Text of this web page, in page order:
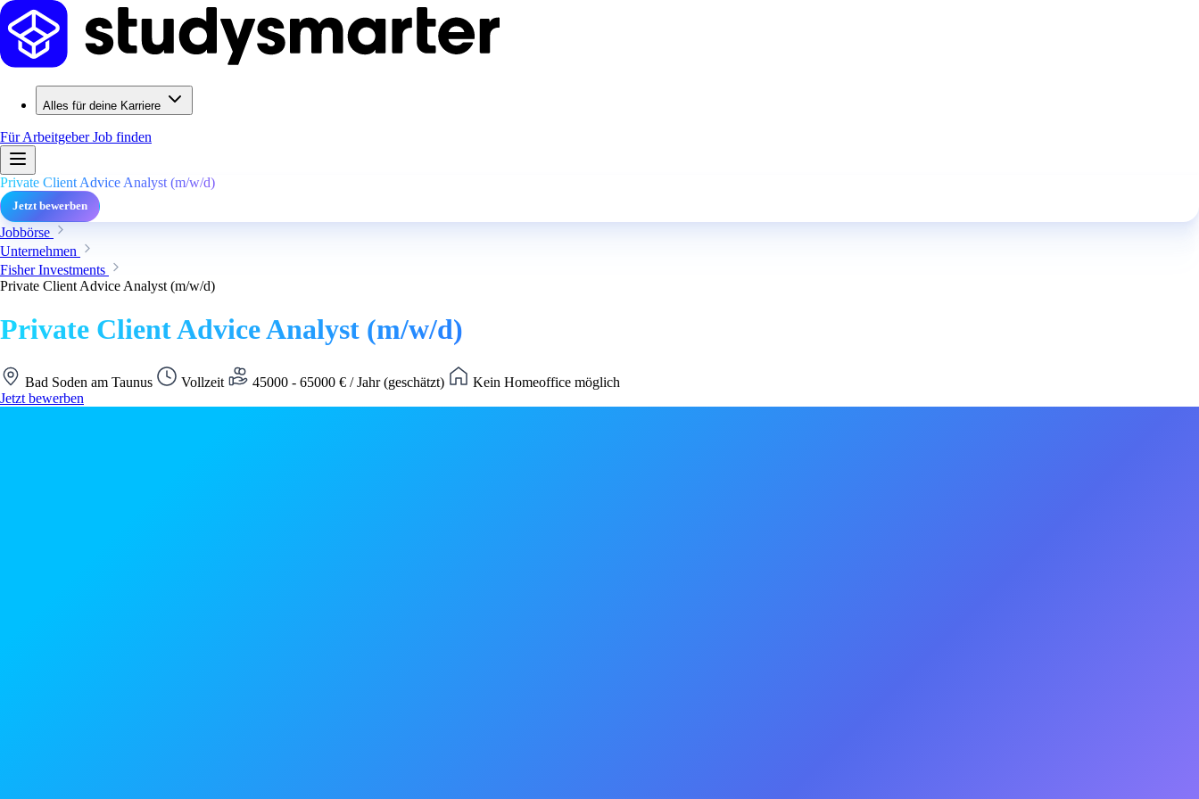
Alles für deine Karriere
Für ArbeitgeberJob finden
Private Client Advice Analyst (m/w/d)
Jetzt bewerben
Jobbörse
Unternehmen
Fisher Investments
Private Client Advice Analyst (m/w/d)
Private Client Advice Analyst (m/w/d)
Bad Soden am Taunus Vollzeit 45000 - 65000 € / Jahr (geschätzt)
Kein Homeoffice möglich
Jetzt bewerben